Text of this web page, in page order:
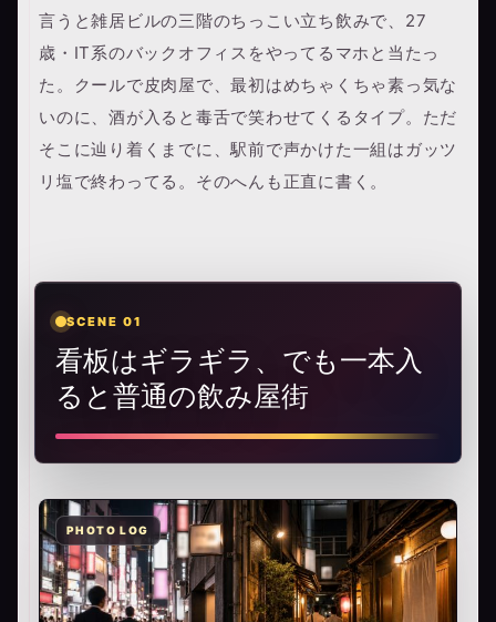
言うと雑居ビルの三階のちっこい立ち飲みで、27
歳・IT系のバックオフィスをやってるマホと当たっ
た。クールで皮肉屋で、最初はめちゃくちゃ素っ気な
いのに、酒が入ると毒舌で笑わせてくるタイプ。ただ
そこに辿り着くまでに、駅前で声かけた一組はガッツ
リ塩で終わってる。そのへんも正直に書く。
SCENE 01
看板はギラギラ、でも一本入
ると普通の飲み屋街